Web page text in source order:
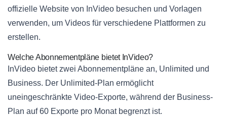
offizielle Website von InVideo besuchen und Vorlagen
verwenden, um Videos für verschiedene Plattformen zu
erstellen.
Welche Abonnementpläne bietet InVideo?
InVideo bietet zwei Abonnementpläne an, Unlimited und
Business. Der Unlimited-Plan ermöglicht
uneingeschränkte Video-Exporte, während der Business-
Plan auf 60 Exporte pro Monat begrenzt ist.